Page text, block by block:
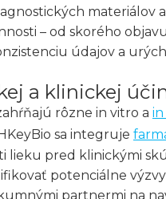
materiálov
– od skorého
údajov a
a klinickej
rôzne in vitro a
sa integruje
pred klinickými
potenciálne výzvy
partnermi na